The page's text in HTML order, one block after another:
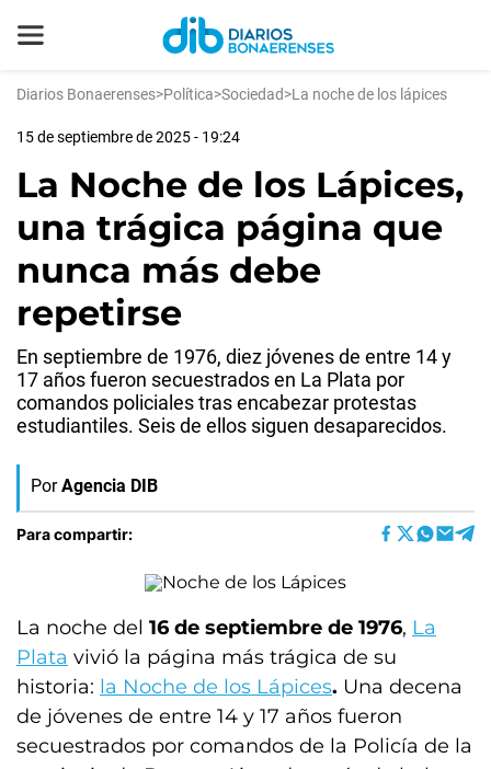
Diarios Bonaerenses>Política>Sociedad>La noche de los lápices
15 de septiembre de 2025 - 19:24
La Noche de los Lápices,
una trágica página que
nunca más debe
repetirse
En septiembre de 1976, diez jóvenes de entre 14 y
17 años fueron secuestrados en La Plata por
comandos policiales tras encabezar protestas
estudiantiles. Seis de ellos siguen desaparecidos.
Por Agencia DIB
Para compartir:
La noche del 16 de septiembre de 1976, La
Plata vivió la página más trágica de su
historia: la Noche de los Lápices. Una decena
de jóvenes de entre 14 y 17 años fueron
secuestrados por comandos de la Policía de la